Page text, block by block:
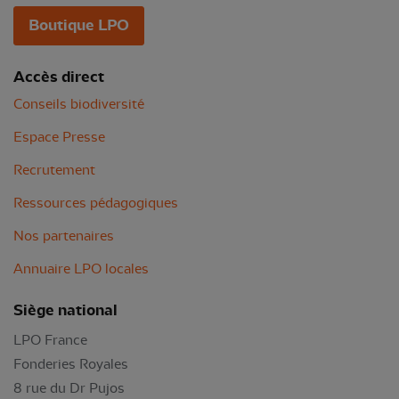
Boutique LPO
Accès direct
Conseils biodiversité
Espace Presse
Recrutement
Ressources pédagogiques
Nos partenaires
Annuaire LPO locales
Siège national
LPO France
Fonderies Royales
8 rue du Dr Pujos